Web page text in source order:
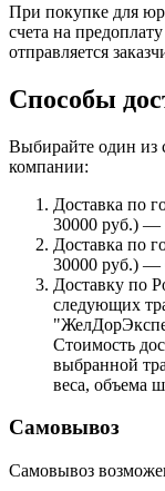
При покупке для
счета на
отправляется
Способы
Выбирайте один из
компании:
Доставка по
30000 руб.) —
Доставка по
30000 руб.) —
Доставку по
следующих
Стоимость
выбранной
веса, объема
Самовывоз
Самовывоз